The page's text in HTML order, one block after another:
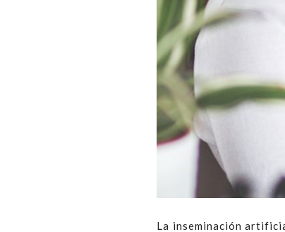
La inseminación